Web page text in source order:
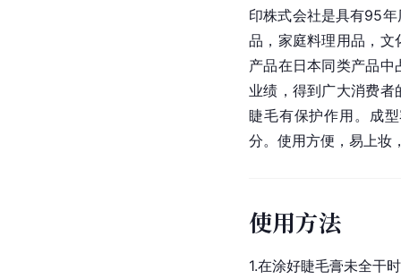
印株式会社是具有95
品，家庭料理用品，
产品在日本同类产品中
业绩，得到广大消费
睫毛有保护作用。成
分。使用方便，易上妆
使用方法
1.在涂好睫毛膏未全干